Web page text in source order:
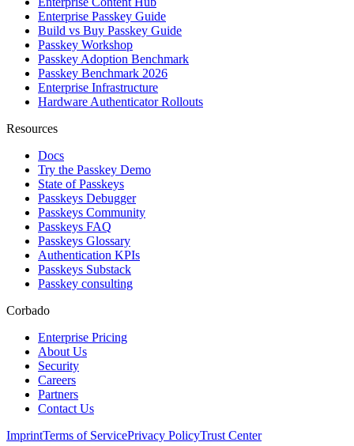
Enterprise Passkey Guide
Build vs Buy Passkey Guide
Passkey Workshop
Passkey Adoption Benchmark
Passkey Benchmark 2026
Enterprise Infrastructure
Hardware Authenticator Rollouts
Resources
Docs
Try the Passkey Demo
State of Passkeys
Passkeys Debugger
Passkeys Community
Passkeys FAQ
Passkeys Glossary
Authentication KPIs
Passkeys Substack
Passkey consulting
Corbado
Enterprise Pricing
About Us
Security
Careers
Partners
Contact Us
ImprintTerms of ServicePrivacy PolicyTrust Center